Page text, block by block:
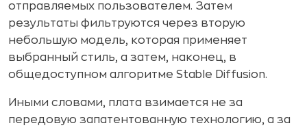
отправляемых пользователем. Затем
результаты фильтруются через вторую
небольшую модель, которая применяет
выбранный стиль, а затем, наконец, в
общедоступном алгоритме Stable Diffusion.
Иными словами, плата взимается не за
передовую запатентованную технологию, а за